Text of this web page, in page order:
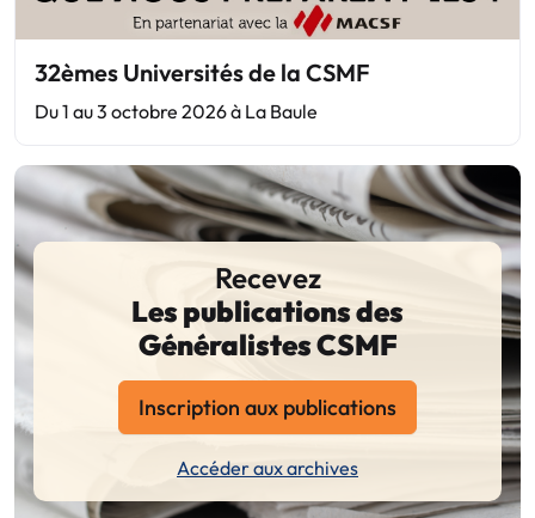
32èmes Universités de la CSMF
Du 1 au 3 octobre 2026 à La Baule
Recevez
Les publications des
Généralistes CSMF
Inscription aux publications
Accéder aux archives